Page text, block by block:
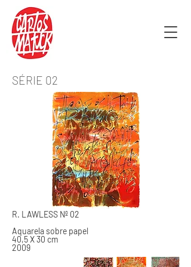
SÉRIE 02
R. LAWLESS Nº 02
Aquarela sobre papel
40,5 X 30 cm
2009